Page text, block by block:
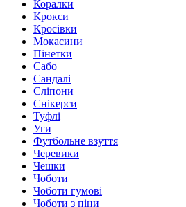
Коралки
Крокси
Кросівки
Мокасини
Пінетки
Сабо
Сандалі
Сліпони
Снікерси
Туфлі
Уги
Футбольне взуття
Черевики
Чешки
Чоботи
Чоботи гумові
Чоботи з піни